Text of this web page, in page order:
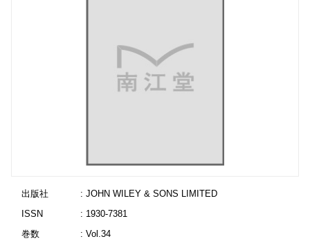
出版社
: JOHN WILEY & SONS LIMITED
ISSN
: 1930-7381
巻数
: Vol.34